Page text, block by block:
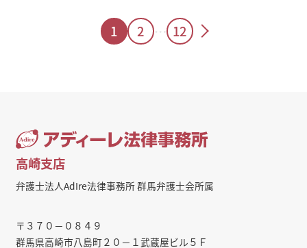
1 2 … 12
高崎支店
弁護士法人AdIre法律事務所 群馬弁護士会所属
〒３７０－０８４９
群馬県高崎市八島町２０－１武蔵屋ビル５Ｆ